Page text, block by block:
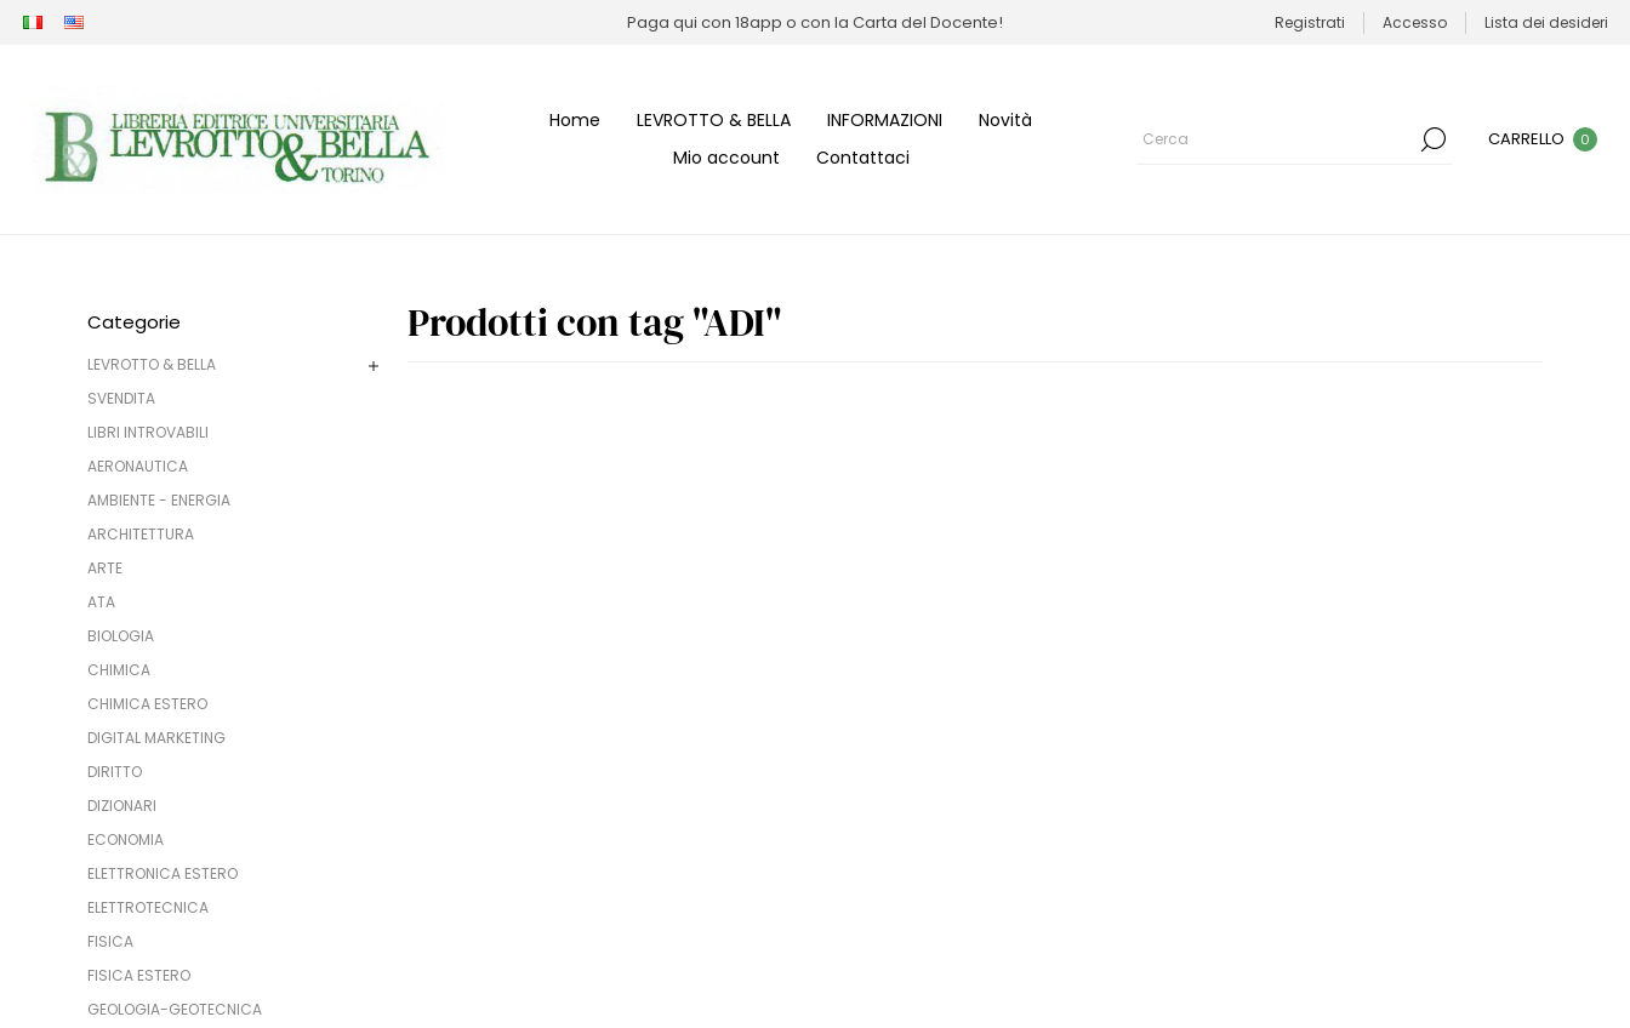
Paga qui con 18app o con la Carta del Docente! Registrati Accesso Lista dei desideri
Home LEVROTTO & BELLA INFORMAZIONI
Novità
Mio account
Contattaci
CARRELLO 0
Categorie
LEVROTTO & BELLA
SVENDITA
LIBRI INTROVABILI
AERONAUTICA
AMBIENTE - ENERGIA
ARCHITETTURA
ARTE
ATA
BIOLOGIA
CHIMICA
CHIMICA ESTERO
DIGITAL MARKETING
DIRITTO
DIZIONARI
ECONOMIA
ELETTRONICA ESTERO
ELETTROTECNICA
FISICA
FISICA ESTERO
GEOLOGIA-GEOTECNICA
Prodotti con tag "ADI"